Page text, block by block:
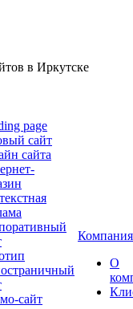
в Иркутске
page
сайт
сайта
сайт
Компания
О